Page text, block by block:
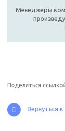
Менеджеры
Поделиться
Вернуться к